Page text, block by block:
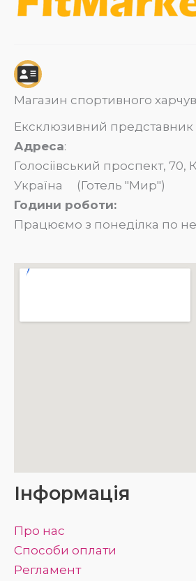
Магазин спортивного
Ексклюзивний представник
Адреса:
Голосіївський проспект, 70,
Україна (Готель "Мир")
Години роботи:
Працюємо з понеділка по
Інформація
Про нас
Способи оплати
Регламент